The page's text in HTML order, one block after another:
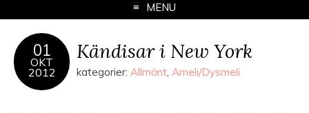
MENU
01
OKT
2012
Kändisar i New York
kategorier: Allmänt, Ameli/Dysmeli